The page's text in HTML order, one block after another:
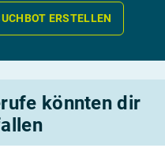
ERSTELLEN
könnten dir